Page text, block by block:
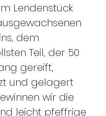
Lendenstück
dem
Teil, der 50
gereift,
und gelagert
wir die
leicht pfeffrige